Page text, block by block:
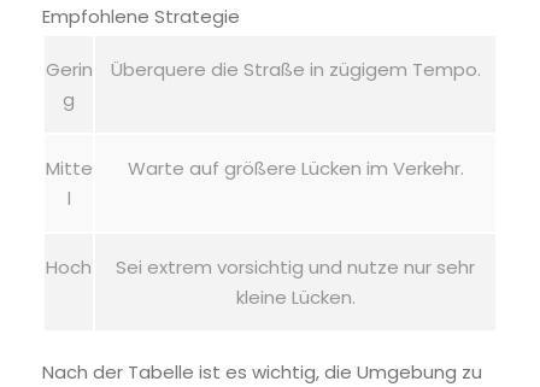
Empfohlene Strategie
Gerin
g
Überquere die Straße in zügigem Tempo.
Mitte
l
Warte auf größere Lücken im Verkehr.
Hoch
Sei extrem vorsichtig und nutze nur sehr
kleine Lücken.
Nach der Tabelle ist es wichtig, die Umgebung zu